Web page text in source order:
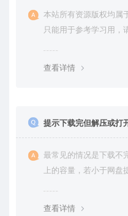
本站所有资源版权均属
只能用于参考学习用，
查看详情
提示下载完但解压或打
最常见的情况是下载不
上的容量，若小于网
查看详情